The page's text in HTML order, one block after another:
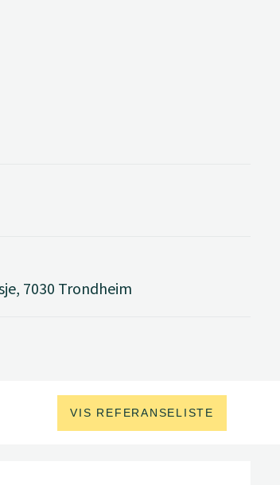
7030 Trondheim
VIS REFERANSELISTE